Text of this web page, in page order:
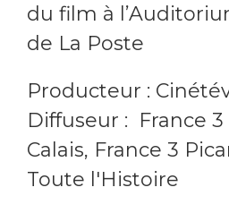
du film à
de La Poste
Producteur :
Diffuseur : France
Calais, France 3
Toute l'Histoire